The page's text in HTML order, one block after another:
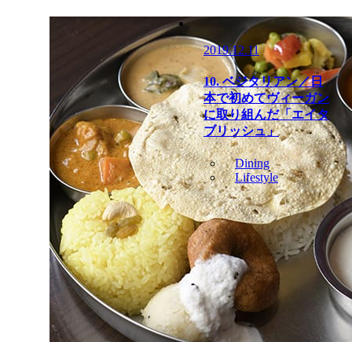
2019.12.11
10. ベジタリアン／日
本で初めてヴィーガン
に取り組んだ「エイタ
ブリッシュ」
Dining
Lifestyle